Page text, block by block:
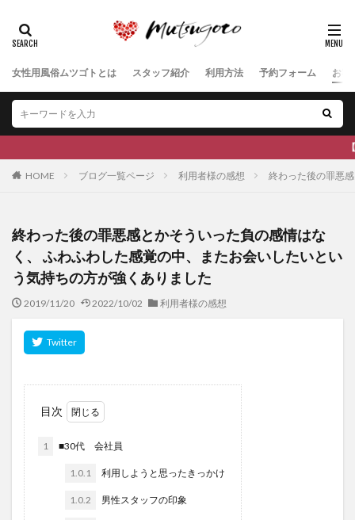
女性用風俗ムツゴトとは スタッフ紹介 利用方法 予約フォーム お客
【最新の空き状況は公式Xをご覧く
HOME ブログ一覧ページ 利用者様の感想 終わった後の罪悪
終わった後の罪悪感とかそういった負の感情はな
く、 ふわふわした感覚の中、またお会いしたいとい
う気持ちの方が強くありました
2019/11/20 2022/10/02 利用者様の感想
目次
1 ■30代 会社員
1.0.1 利用しようと思ったきっかけ
1.0.2 男性スタッフの印象